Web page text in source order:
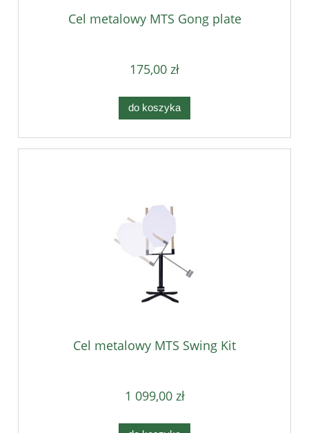
Cel metalowy MTS Gong plate
175,00 zł
do koszyka
Cel metalowy MTS Swing Kit
1 099,00 zł